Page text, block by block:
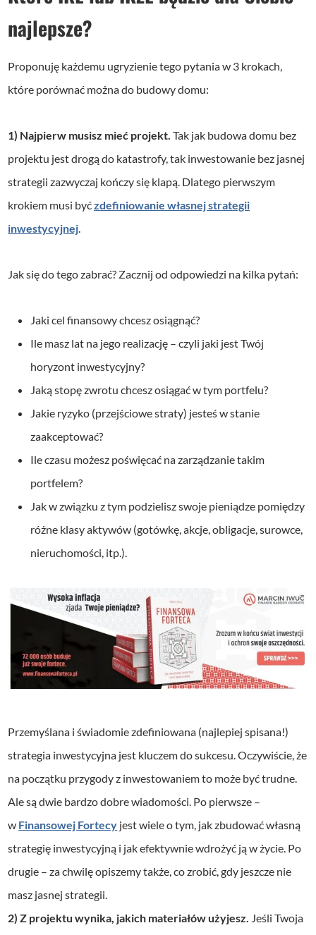
najlepsze?
Proponuję każdemu ugryzienie tego pytania w 3 krokach,
które porównać można do budowy domu:
1) Najpierw musisz mieć projekt.Tak jak budowa domu bez
projektu jest drogą do katastrofy, tak inwestowanie bez jasnej
strategii zazwyczaj kończy się klapą. Dlatego pierwszym
krokiem musi byćzdefiniowanie własnej strategii
inwestycyjnej.
Jak się do tego zabrać? Zacznij od odpowiedzi na kilka pytań:
Jaki cel finansowy chcesz osiągnąć?
Ile masz lat na jego realizację – czyli jaki jest Twój
horyzont inwestycyjny?
Jaką stopę zwrotu chcesz osiągać w tym portfelu?
Jakie ryzyko (przejściowe straty) jesteś w stanie
zaakceptować?
Ile czasu możesz poświęcać na zarządzanie takim
portfelem?
Jak w związku z tym podzielisz swoje pieniądze pomiędzy
różne klasy aktywów (gotówkę, akcje, obligacje, surowce,
nieruchomości, itp.).
Przemyślana i świadomie zdefiniowana (najlepiej spisana!)
strategia inwestycyjna jest kluczem do sukcesu. Oczywiście, że
na początku przygody z inwestowaniem to może być trudne.
Ale są dwie bardzo dobre wiadomości. Po pierwsze –
w Finansowej Fortecy jest wiele o tym, jak zbudować własną
strategię inwestycyjną i jak efektywnie wdrożyć ją w życie. Po
drugie – za chwilę opiszemy także, co zrobić, gdy jeszcze nie
masz jasnej strategii.
2) Z projektu wynika, jakich materiałów użyjesz. Jeśli Twoja